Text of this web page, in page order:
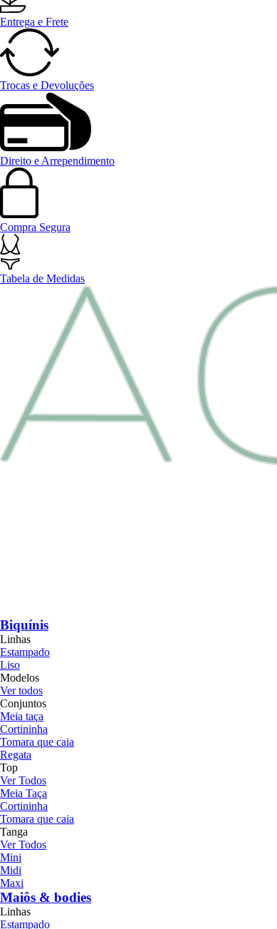
Entrega e Frete
Trocas e Devoluções
Direito e Arrependimento
Compra Segura
Tabela de Medidas
Biquínis
Linhas
Estampado
Liso
Modelos
Ver todos
Conjuntos
Meia taça
Cortininha
Tomara que caia
Regata
Top
Ver Todos
Meia Taça
Cortininha
Tomara que caia
Tanga
Ver Todos
Mini
Midi
Maxi
Maiôs & bodies
Linhas
Estampado